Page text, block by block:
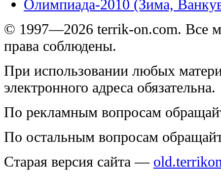
Олимпиада-2010 (Зима,
© 1997—2026 terrik-on.com. Все
права соблюдены.
При использовании любых
электронного адреса обязательна.
По рекламным вопросам
По остальным вопросам
Старая версия сайта —